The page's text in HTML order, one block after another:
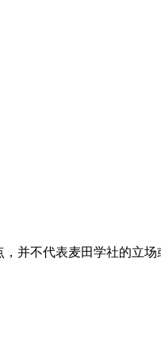
并不代表麦田学社的立